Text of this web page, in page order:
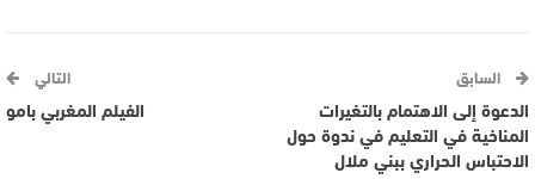
السابق
الدعوة إلى الاهتمام بالتغيرات
المناخية في التعليم في ندوة حول
الاحتباس الحراري ببني ملال
التالي
الفيلم المغربي بامو